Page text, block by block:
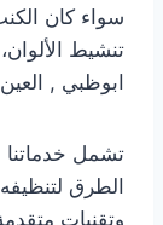
سواء كان
تنشيط
ابوظبي ,
تشمل خدماتنا
الطرق
وتقنيات